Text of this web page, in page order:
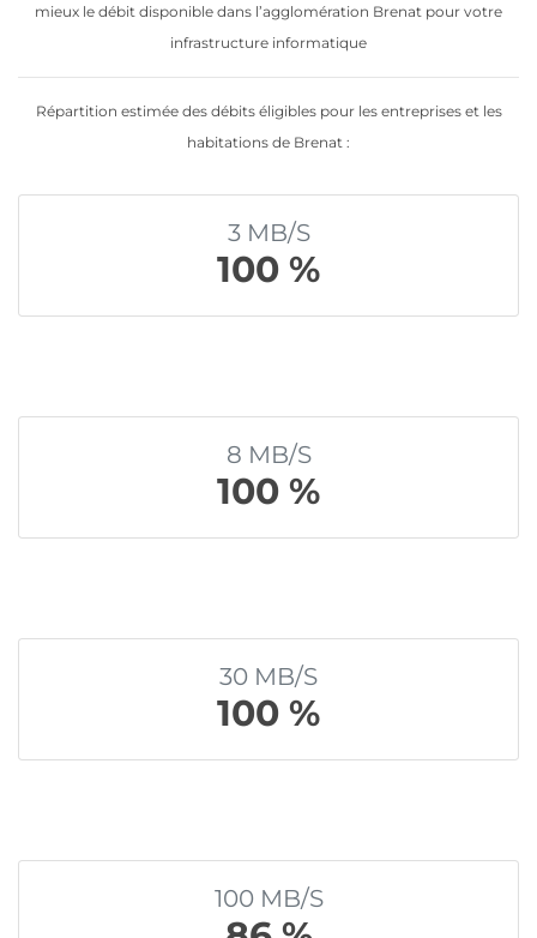
mieux le débit disponible dans l’agglomération Brenat pour votre
infrastructure informatique
Répartition estimée des débits éligibles pour les entreprises et les
habitations de Brenat :
3 MB/S
100 %
8 MB/S
100 %
30 MB/S
100 %
100 MB/S